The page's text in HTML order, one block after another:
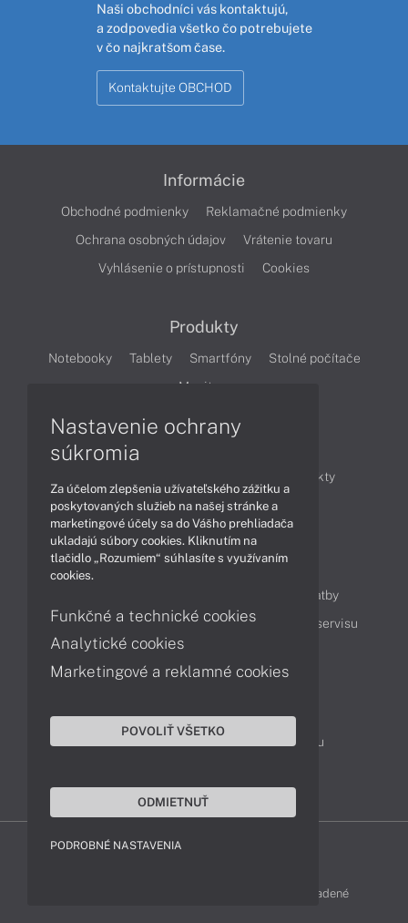
Naši obchodníci vás kontaktujú,
a zodpovedia všetko čo potrebujete
v čo najkratšom čase.
Kontaktujte OBCHOD
Informácie
Obchodné podmienky
Reklamačné podmienky
Ochrana osobných údajov
Vrátenie tovaru
Vyhlásenie o prístupnosti
Cookies
Produkty
Notebooky Tablety Smartfóny
Stolné počítače
Monitory
Produkty
Technológie
Videá
Obsah
Možnosti doručenia a platby
Podpora a servis
Servisné služby Cenník servisu
Kontakty
043 4224 771
Obchodné oddelenie
Reklamácia tovaru
LENOVO-SHOP © 2013 - 2026 Všetky práva vyhradené
Nastavenie ochrany
súkromia
Za účelom zlepšenia užívateľského zážitku a
poskytovaných služieb na našej stránke a
marketingové účely sa do Vášho prehliadača
ukladajú súbory cookies. Kliknutím na
tlačidlo „Rozumiem“ súhlasíte s využívaním
cookies.
Funkčné a technické cookies
Analytické cookies
Marketingové a reklamné cookies
POVOLIŤ VŠETKO
ODMIETNUŤ
PODROBNÉ NASTAVENIA